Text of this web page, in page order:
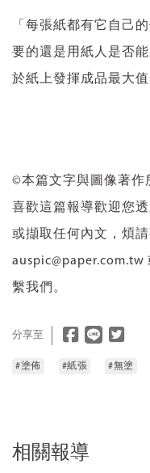
「每張紙都有它自己
要的還是用紙人是否
於紙上發揮成品最大值
©本篇文字與圖像著作
喜歡這篇報導歡迎您
或擷取任何內文，煩
繫我們。
分享至
#塗佈 #紙張 #無塗
相關報導